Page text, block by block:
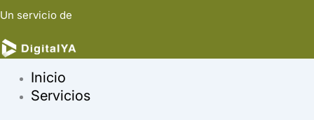
Un servicio de
Inicio
Servicios